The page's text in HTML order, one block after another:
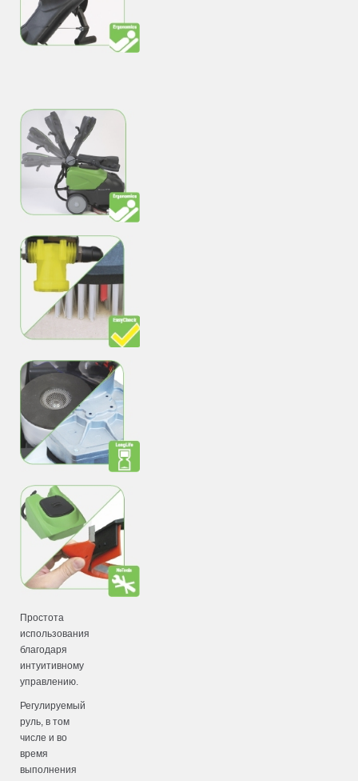
Простота
использования
благодаря
интуитивному
управлению.
Регулируемый
руль, в том
числе и во
время
выполнения